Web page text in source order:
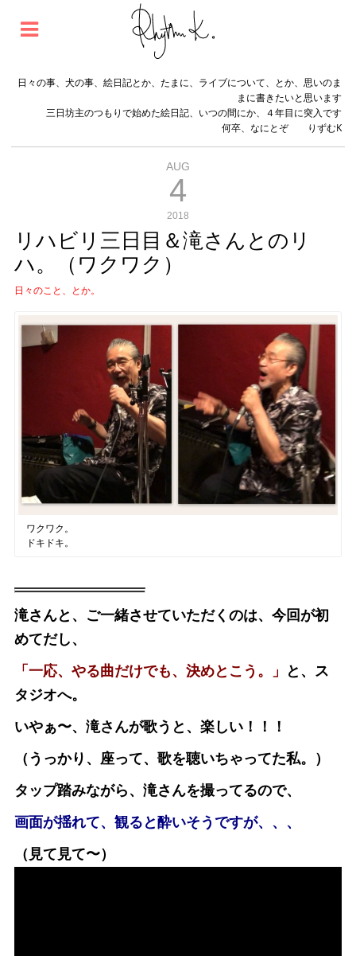
日々の事、犬の事、絵日記とか、たまに、ライブについて、とか、思いのま
まに書きたいと思います
三日坊主のつもりで始めた絵日記、いつの間にか、４年目に突入です
何卒、なにとぞ りずむK
AUG
4
2018
リハビリ三日目＆滝さんとのリ
ハ。（ワクワク）
日々のこと、とか。
ワクワク。
ドキドキ。
滝さんと、ご一緒させていただくのは、今回が初
めてだし、
「一応、やる曲だけでも、決めとこう。」
と、ス
タジオへ。
いやぁ〜、滝さんが歌うと、楽しい！！！
（うっかり、座って、歌を聴いちゃってた私。）
タップ踏みながら、滝さんを撮ってるので、
画面が揺れて、観ると酔いそうですが、、、
（見て見て〜）